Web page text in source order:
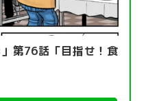
第76話「目指せ！食